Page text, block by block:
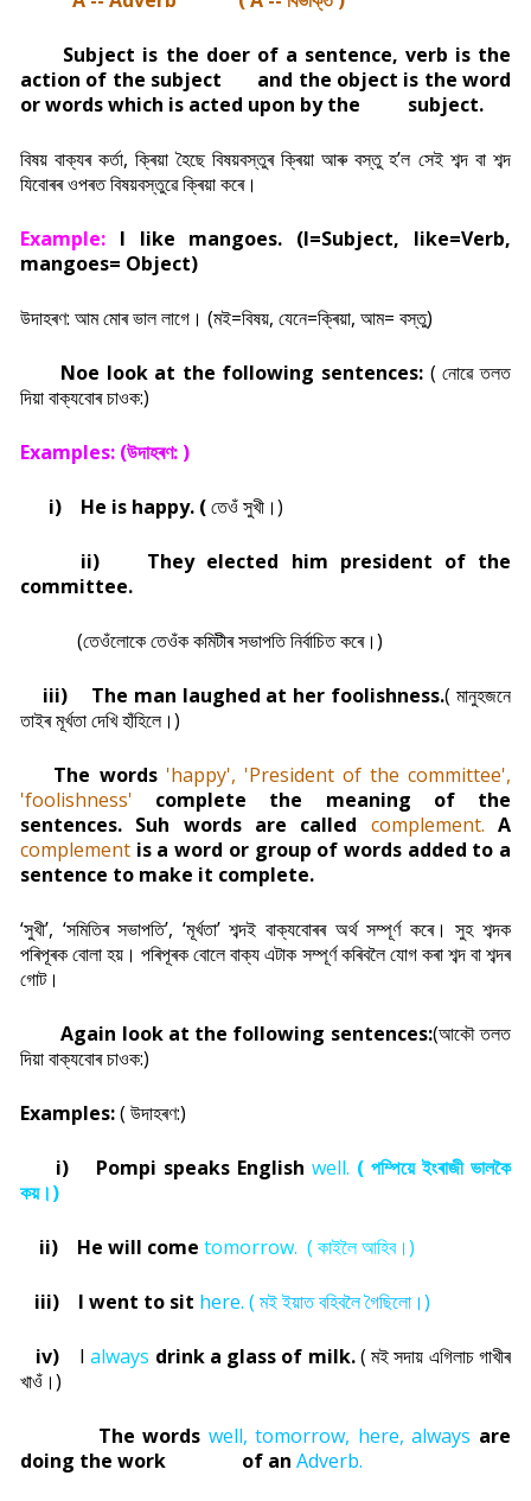
Subject is the doer of a sentence, verb is the
action of the subject
and the object is the word
or words which is acted upon by the
subject.
বিষয় বাক্যৰ কৰ্তা, ক্ৰিয়া হৈছে বিষয়বস্তুৰ ক্ৰিয়া আৰু বস্তু হ’ল সেই শব্দ বা শব্দ
যিবোৰৰ ওপৰত বিষয়বস্তুৱে ক্ৰিয়া কৰে।
Example: I like mangoes. (I=Subject, like=Verb,
mangoes= Object)
উদাহৰণ: আম মোৰ ভাল লাগে। (মই=বিষয়, যেনে=ক্ৰিয়া, আম= বস্তু)
Noe look at the following sentences: ( নোৱে তলত
দিয়া বাক্যবোৰ চাওক:)
Examples: (উদাহৰণ: )
i) He is happy. (তেওঁ সুখী।)
ii)They elected him president of the
committee.
(তেওঁলোকে তেওঁক কমিটীৰ সভাপতি নিৰ্বাচিত কৰে।)
iii) The man laughed at her foolishness.( মানুহজনে
তাইৰ মূৰ্খতা দেখি হাঁহিলে।)
The words 'happy', 'President of the committee',
'foolishness'
complete the meaning of the
sentences. Suh words are called complement. A
complement is a word or group of words added to a
sentence to make it complete.
‘সুখী’, ‘সমিতিৰ সভাপতি’, ‘মূৰ্খতা’ শব্দই বাক্যবোৰৰ অৰ্থ সম্পূৰ্ণ কৰে। সুহ শব্দক
পৰিপূৰক বোলা হয়। পৰিপূৰক বোলে বাক্য এটাক সম্পূৰ্ণ কৰিবলৈ যোগ কৰা শব্দ বা শব্দৰ
গোট।
Again look at the following sentences:(আকৌ তলত
দিয়া বাক্যবোৰ চাওক:)
Examples:( উদাহৰণ:)
i) Pompi speaks English well. (পম্পিয়ে ইংৰাজী ভালকৈ
কয়।)
ii) He will come tomorrow. ( কাইলৈ আহিব।)
iii) I went to sit here. ( মই ইয়াত বহিবলৈ গৈছিলো।)
iv) Ialways drink a glass of milk.( মই সদায় এগিলাচ গাখীৰ
খাওঁ।)
The words well, tomorrow, here, always are
doing the work
of an Adverb.